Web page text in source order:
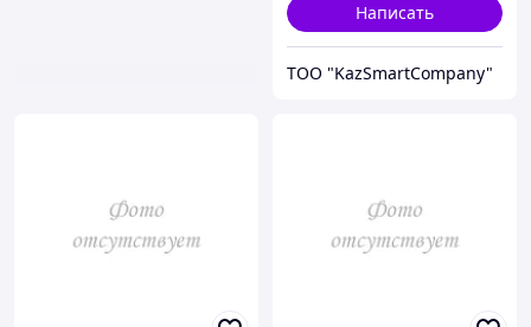
Написать
ТОО "KazSmartCompany"